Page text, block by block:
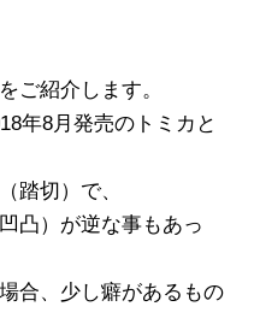
ご紹介します。
年8月発売のトミカと
踏切）で、
凸）が逆な事もあっ
合、少し癖があるもの